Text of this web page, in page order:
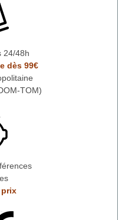
24/48h
dès 99€
TOM)
prix